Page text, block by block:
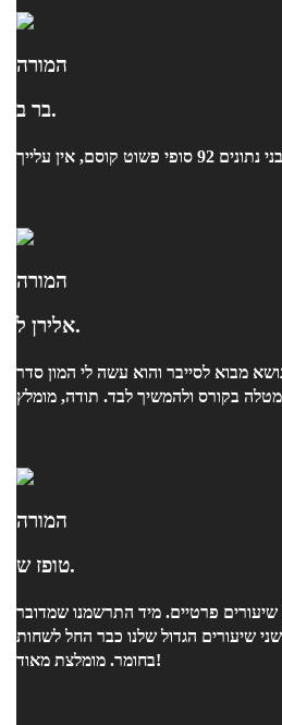
המורה
בר ב.
המורה
אלירן ל.
מבוא לסייבר והוא עשה לי המון סדר
המורה
טופז ש.
פרטיים. מיד התרשמנו שמדובר
שיעורים הגדול שלנו כבר החל לשחות
בחומר. מומלצת מאוד!